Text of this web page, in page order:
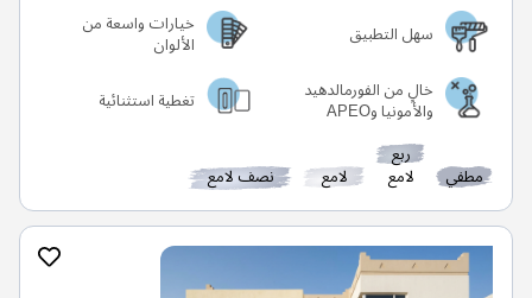
سهل التطبيق
خيارات واسعة من
الألوان
خالٍ من الفورمالدهيد
والأمونيا وAPEO تغطية استثنائية
مطفي
ربع
لامع لامع نصف لامع